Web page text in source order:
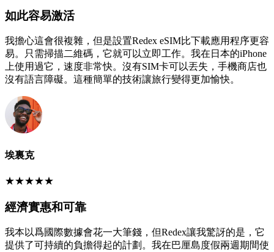
如此容易激活
我擔心這會很複雜，但是設置Redex eSIM比下載應用程序更容
易。只需掃描二維碼，它就可以立即工作。我在日本的iPhone
上使用過它，速度非常快。沒有SIM卡可以丟失，手機商店也
沒有語言障礙。這種簡單的技術讓旅行變得更加愉快。
埃裏克
★★★★★
經濟實惠和可靠
我本以爲國際數據會花一大筆錢，但Redex讓我驚訝的是，它
提供了可持續的負擔得起的計劃。我在巴厘島度假兩週期間使